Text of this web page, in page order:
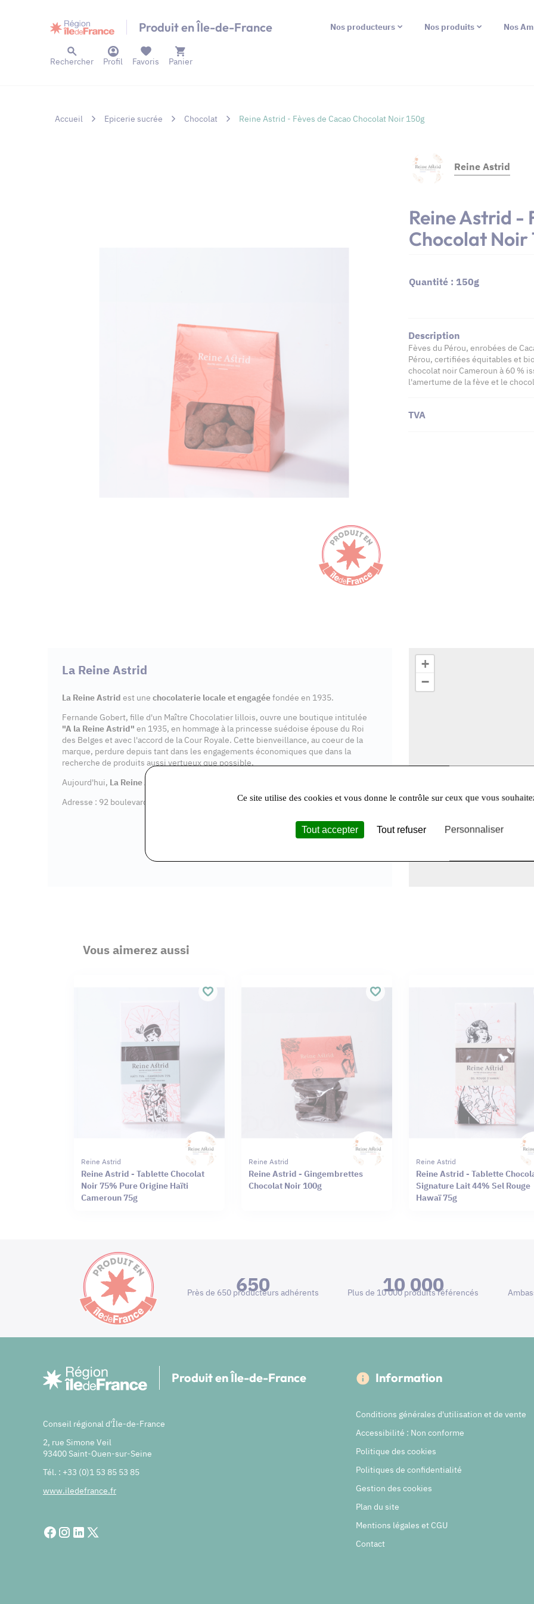
Produit en Île-de-France Nos producteurs Nos produits Nos
Rechercher Profil Panier
Favoris
Accueil Epicerie sucrée Chocolat Reine Astrid - Fèves de Cacao Chocolat Noir 150g
Reine Astrid
Reine Astrid -
Chocolat Noir
Quantité : 150g
Description
Fèves du Pérou, enrobées de
Pérou, certifiées équitables et
chocolat noir Cameroun à 60 %
l'amertume de la fève et le
TVA
La Reine Astrid
La Reine Astrid est une chocolaterie locale et engagéefondée en 1935.
Fernande Gobert, fille d'un Maître Chocolatier lillois, ouvre une boutique intitulée
"A la Reine Astrid" en 1935, en hommage à la princesse suédoise épouse du Roi
des Belges et avec l'accord de la Cour Royale. Cette bienveillance, au coeur de la
marque, perdure depuis tant dans les engagements économiques que dans la
recherche de produits aussi vertueux que possible.
Aujourd'hui, La Reine Astrid
Adresse : 92 boulevard Aristide Briand, 91600 Savigny
+
−
Vous aimerez aussi
Reine Astrid
Reine Astrid - Tablette Chocolat
Noir 75% Pure Origine Haïti
Cameroun 75g
Reine Astrid
Reine Astrid - Gingembrettes
Chocolat Noir 100g
Reine Astrid
Reine Astrid - Tablette
Signature Lait 44% Sel Rouge
Hawaï 75g
650
Près de 650 producteurs adhérents 10 000
Plus de 10 000 produits référencés
Produit en Île-de-France
Conseil régional d'Île-de-France
2, rue Simone Veil
93400 Saint-Ouen-sur-Seine
Tél. : +33 (0)1 53 85 53 85
www.iledefrance.fr
Information
Conditions générales d'utilisation et de vente
Accessibilité : Non conforme
Politique des cookies
Politiques de confidentialité
Gestion des cookies
Plan du site
Mentions légales et CGU
Contact
Ce site utilise des cookies et vous donne le contrôle sur ceux que vous
Tout accepter Tout refuser Personnaliser